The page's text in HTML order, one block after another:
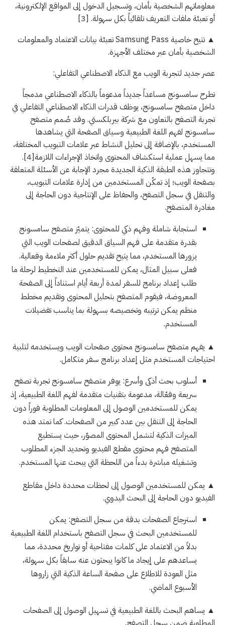
معلوماتهم الشخصية بأمان، وتسجيل الدخول إلى المواقع الإلكترونية،
أو تعبئة ملفات التعريف تلقائياً بكل سهولة. [3]
▲ تتيح خاصية Samsung Pass تعبئة بيانات الاعتماد والمعلومات
الشخصية بأمان عبر مختلف الأجهزة.
عصر جديد لتجربة الويب مع الذكاء الاصطناعي التفاعلي:
تطرح سامسونج مساعداً جديداً مدعوماً بالذكاء الاصطناعي مدمجاً
داخل متصفح سامسونج، يوظف قدرات الذكاء الاصطناعي التفاعلي في
تجربة التصفح بالتعاون مع شركة بيربلكستي. وقد صُمم متصفح
سامسونج لفهم اللغة الطبيعية وسياق الصفحة التي يشاهدها
المستخدم، بالإضافة إلى تحليل النشاط عبر علامات التبويب المختلفة،
مما يسهل عملية استكشاف المحتوى واتخاذ الإجراءات اللازمة[4].
وتتجاوز هذه الطبقة الذكية الجديدة مجرد الإجابة عن الأسئلة المتعلقة
بصفحة الويب؛ إذ تمكّن المستخدمين من إدارة علامات التبويب،
والتنقل في سجل التصفح، والحفاظ على الإنتاجية دون الحاجة إلى
مغادرة المتصفح.
استجابة شاملة وفهم ذكي للمحتوى: يتميّز متصفح سامسونج
بقدرة متقدمة على فهم السياق الدقيق لصفحات الويب التي
يزورها المستخدم، مما يتيح تقديم حلول أكثر ملاءمة وفعالية.
فعلى سبيل المثال، يمكن للمستخدمين عند التخطيط لرحلة ما
طلب إعداد برنامج للسفر لمدة أربعة أيام استناداً إلى الصفحة
المعروضة، فيقوم المتصفح بتحليل المحتوى وتقديم مخطط
منظم يمكن ترتيبه وتخصيصه بسهولة بما يناسب تفضيلات
المستخدم.
▲ يفهم متصفح سامسونج محتوى صفحات الويب ويستخدمه لتلبية
احتياجات المستخدم مثل إعداد برنامج سفر متكامل.
أسلوب بحث أذكى وأسرع: يوفر متصفح سامسونج تجربة تصفح
سريعة وفعّالة، مدعومة بتقنيات متقدمة لفهم اللغة الطبيعية، إذ
يمكن للمستخدمين الوصول إلى المعلومات المطلوبة فوراً دون
الحاجة إلى التنقل بين عدد كبير من الصفحات. كما تمتد هذه
الميزات الذكية لتشمل المحتوى المصوّر، حيث يستطيع
المتصفح فهم محتوى مقطع الفيديو وتحديد الجزء المطلوب
وتشغيله مباشرة بدءاً من اللحظة التي يبحث عنها المستخدم.
▲ يمكن للمستخدمين الوصول إلى لحظات محددة داخل مقاطع
الفيديو دون الحاجة إلى البحث اليدوي.
استرجاع الصفحات بدقة من سجل التصفح: يمكن
للمستخدمين البحث في سجل التصفح باستخدام اللغة الطبيعية
بدلاً من الاعتماد على كلمات مفتاحية أو تواريخ محددة، مما
يساعدهم على إيجاد ما كانوا يبحثون عنه سابقاً بكل سهولة،
مثل العودة للاطلاع على صفحة الساعة الذكية التي زاروها
الأسبوع الماضي.
▲ يساهم البحث باللغة الطبيعية في تسهيل الوصول إلى الصفحات